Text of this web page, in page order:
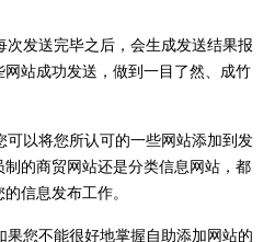
发送完毕之后，会生成发送结果报
站成功发送，做到一目了然、成竹
以将您所认可的一些网站添加到发
的商贸网站还是分类信息网站，都
信息发布工作。
您不能很好地掌握自助添加网站的